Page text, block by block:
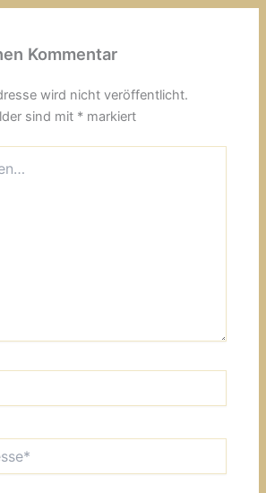
Kommentar
wird nicht veröffentlicht.
sind mit * markiert